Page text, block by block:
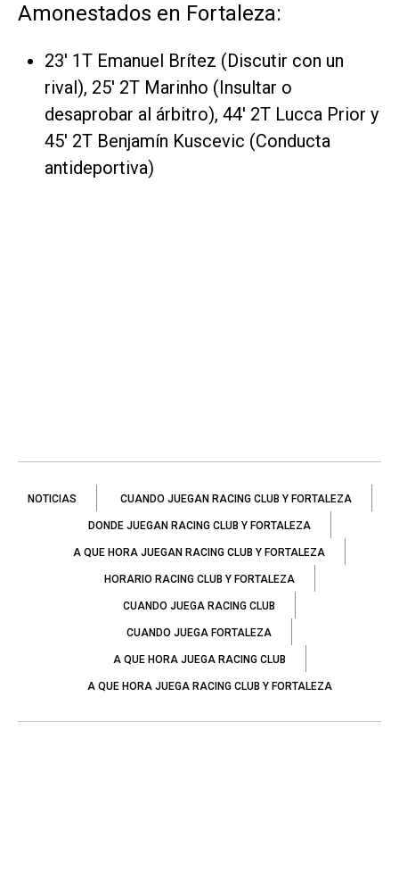
Amonestados en Fortaleza:
23' 1T Emanuel Brítez (Discutir con un
rival), 25' 2T Marinho (Insultar o
desaprobar al árbitro), 44' 2T Lucca Prior y
45' 2T Benjamín Kuscevic (Conducta
antideportiva)
NOTICIAS CUANDO JUEGAN RACING CLUB Y FORTALEZA
DONDE JUEGAN RACING CLUB Y FORTALEZA
A QUE HORA JUEGAN RACING CLUB Y FORTALEZA
HORARIO RACING CLUB Y FORTALEZA
CUANDO JUEGA RACING CLUB
CUANDO JUEGA FORTALEZA
A QUE HORA JUEGA RACING CLUB
A QUE HORA JUEGA RACING CLUB Y FORTALEZA